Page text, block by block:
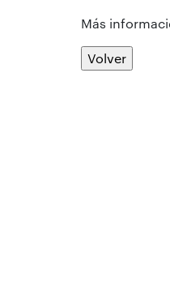
Más
Volver